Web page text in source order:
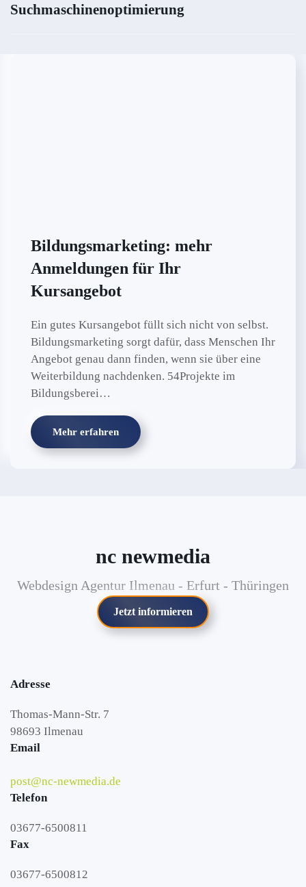
Suchmaschinenoptimierung
Bildungsmarketing: mehr
Anmeldungen für Ihr
Kursangebot
Ein gutes Kursangebot füllt sich nicht von selbst.
Bildungsmarketing sorgt dafür, dass Menschen Ihr
Angebot genau dann finden, wenn sie über eine
Weiterbildung nachdenken. 54Projekte im
Bildungsberei…
Mehr erfahren
nc newmedia
Webdesign Agentur Ilmenau - Erfurt - Thüringen
Jetzt informieren
Adresse
Thomas-Mann-Str. 7
98693 Ilmenau
Email
post@nc-newmedia.de
Telefon
03677-6500811
Fax
03677-6500812